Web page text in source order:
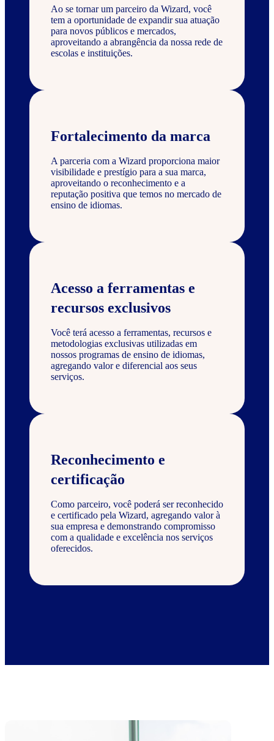
Ao se tornar um parceiro da Wizard, você
tem a oportunidade de expandir sua atuação
para novos públicos e mercados,
aproveitando a abrangência da nossa rede de
escolas e instituições.
Fortalecimento da marca
A parceria com a Wizard proporciona maior
visibilidade e prestígio para a sua marca,
aproveitando o reconhecimento e a
reputação positiva que temos no mercado de
ensino de idiomas.
Acesso a ferramentas e
recursos exclusivos
Você terá acesso a ferramentas, recursos e
metodologias exclusivas utilizadas em
nossos programas de ensino de idiomas,
agregando valor e diferencial aos seus
serviços.
Reconhecimento e
certificação
Como parceiro, você poderá ser reconhecido
e certificado pela Wizard, agregando valor à
sua empresa e demonstrando compromisso
com a qualidade e excelência nos serviços
oferecidos.